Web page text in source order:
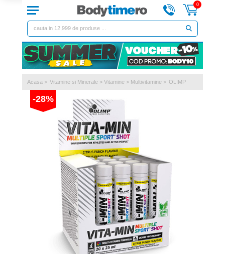
0
Acasa > Vitamine si Minerale > Vitamine > Multivitamine > OLIMP
-28%